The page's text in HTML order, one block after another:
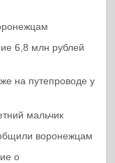
6,8 млн рублей
на путепроводе у
мальчик
воронежцам
о